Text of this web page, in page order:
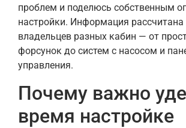
проблем и поделюсь собственным
настройки. Информация рассчитана
владельцев разных кабин — от
форсунок до систем с насосом и
управления.
Почему важно
время настройке